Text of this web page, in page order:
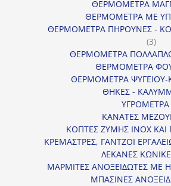
ΘΕΡΜΟΜΕΤΡΑ
ΘΕΡΜΟΜΕΤΡΑ ΜΕ
ΘΕΡΜΟΜΕΤΡΑ ΠΗΡΟΥΝΕΣ -
33
ΘΕΡΜΟΜΕΤΡΑ
ΘΕΡΜΟΜΕΤΡΑ
ΘΕΡΜΟΜΕΤΡΑ ΨΥΓΕΙΟΥ-
ΘΗΚΕΣ -
ΥΓΡΟΜΕΤΡΑ
ΚΑΝΑΤΕΣ
ΚΟΠΤΕΣ ΖΥΜΗΣ INOX ΚΑΙ
ΚΡΕΜΑΣΤΡΕΣ, ΓΑΝΤΖΟΙ
ΛΕΚΑΝΕΣ
ΜΑΡΜΙΤΕΣ ΑΝΟΞΕΙΔΩΤΕΣ ΜΕ
ΜΠΑΣΙΝΕΣ